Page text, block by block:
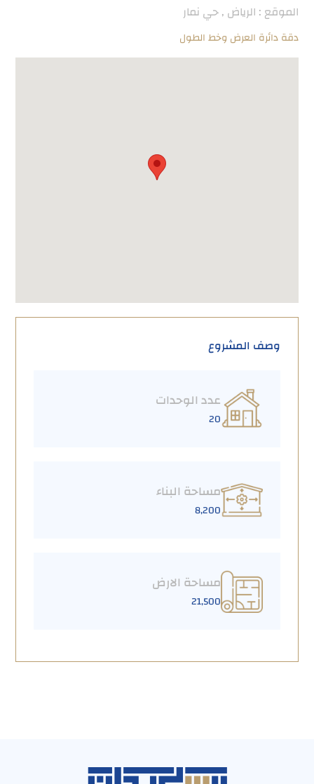
الموقع : الرياض , حي نمار
دقة دائرة العرض وخط الطول
وصف المشروع
عدد الوحدات
20
مساحة البناء
8,200
مساحة الارض
21,500